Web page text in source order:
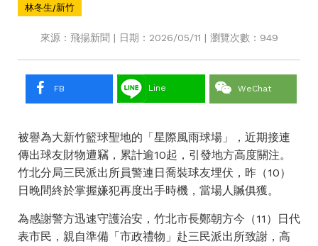
林冬生/新竹
來源：飛揚新聞 | 日期：2026/05/11 | 瀏覽次數：949
FB Line WeChat
被譽為大新竹籃球聖地的「星際風雨球場」，近期接連
傳出球友財物遭竊，累計逾10起，引發地方高度關注。
竹北分局三民派出所員警連日喬裝球友埋伏，昨（10）
日晚間終於掌握嫌犯再度出手時機，當場人贓俱獲。
為感謝警方迅速守護治安，竹北市長鄭朝方今（11）日代
表市民，親自準備「市政禮物」赴三民派出所致謝，高